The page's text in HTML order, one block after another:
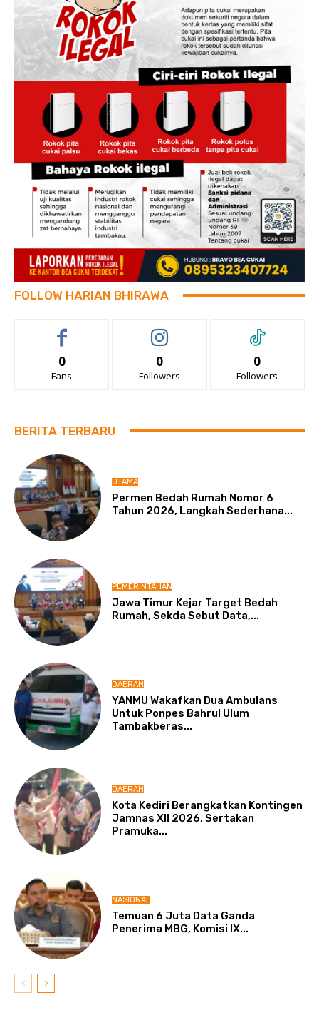
FOLLOW HARIAN BHIRAWA
0
Fans
0
Followers
0
Followers
BERITA TERBARU
UTAMA
Permen Bedah Rumah Nomor 6
Tahun 2026, Langkah Sederhana...
PEMERINTAHAN
Jawa Timur Kejar Target Bedah
Rumah, Sekda Sebut Data,...
DAERAH
YANMU Wakafkan Dua Ambulans
Untuk Ponpes Bahrul Ulum
Tambakberas...
DAERAH
Kota Kediri Berangkatkan Kontingen
Jamnas XII 2026, Sertakan
Pramuka...
NASIONAL
Temuan 6 Juta Data Ganda
Penerima MBG, Komisi IX...